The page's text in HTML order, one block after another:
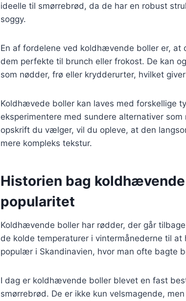
ideelle til smørrebrød, da de har en robust
soggy.
En af fordelene ved koldhævende boller er, at
dem perfekte til brunch eller frokost. De kan
som nødder, frø eller krydderurter, hvilket
Koldhævede boller kan laves med forskellige
eksperimentere med sundere alternativer
opskrift du vælger, vil du opleve, at den
mere kompleks tekstur.
Historien bag
popularitet
Koldhævende boller har rødder, der går
de kolde temperaturer i vintermånederne til
populær i Skandinavien, hvor man ofte bagte
I dag er koldhævende boller blevet en fast
smørrebrød. De er ikke kun velsmagende,